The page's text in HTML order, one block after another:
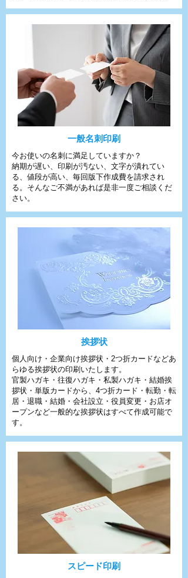
一般名刺印刷
今お使いの名刺に満足していますか？
納期が遅い、印刷が汚ない、文字が潰れてい
る、値段が高い、毎回版下作成費を請求され
る。そんなご不満があれば是非一度ご相談くだ
さい。
挨拶状
個人向け・企業向け挨拶状・2つ折カードなどあ
らゆる挨拶状の印刷いたします。
官製ハガキ・往復ハガキ・私製ハガキ・結婚挨
拶状・単版カードから、4つ折カード・転勤・転
居・退職・結婚・会社設立・役員変更・お店オ
ープンなど一般的な挨拶状はすべて作成可能で
す。
スピード印刷